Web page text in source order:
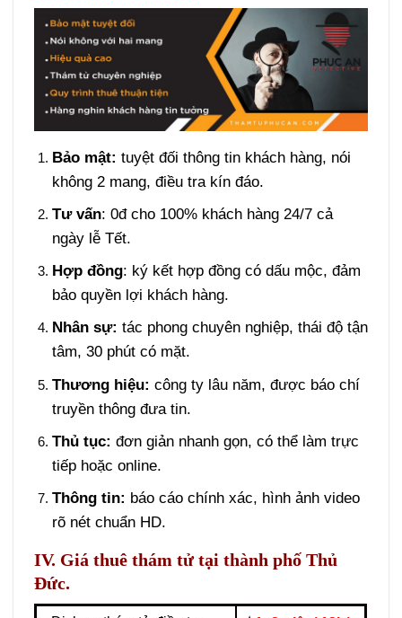
Bảo mật: tuyệt đối thông tin khách hàng, nói
không 2 mang, điều tra kín đáo.
Tư vấn: 0đ cho 100% khách hàng 24/7 cả
ngày lễ Tết.
Hợp đồng: ký kết hợp đồng có dấu mộc, đảm
bảo quyền lợi khách hàng.
Nhân sự: tác phong chuyên nghiệp, thái độ tận
tâm, 30 phút có mặt.
Thương hiệu: công ty lâu năm, được báo chí
truyền thông đưa tin.
Thủ tục: đơn giản nhanh gọn, có thể làm trực
tiếp hoặc online.
Thông tin: báo cáo chính xác, hình ảnh video
rõ nét chuẩn HD.
IV. Giá thuê thám tử tại thành phố Thủ
Đức.